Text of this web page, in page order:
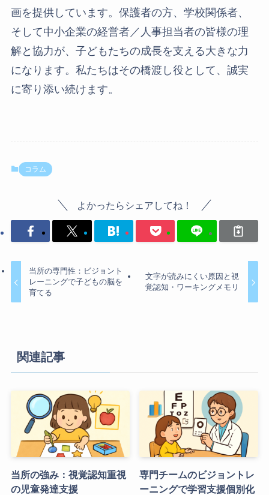
画を提供しています。保護者の方、学校関係者、
そして中小企業の経営者／人事担当者の皆様の理
解と協力が、子どもたちの成長を支える大きな力
になります。私たちはその橋渡し役として、誠実
に寄り添い続けます。
コラム
よかったらシェアしてね！
当所の専門性：ビジョント
レーニングで子どもの脳を
育てる
文字が読みにくい原因と視
覚認知・ワーキングメモリ
関連記事
当所の強み：視覚認知重視
の児童発達支援
専門チームのビジョントレ
ーニングで学習支援個別化